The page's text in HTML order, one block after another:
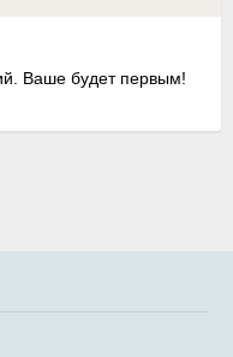
Ваше будет первым!